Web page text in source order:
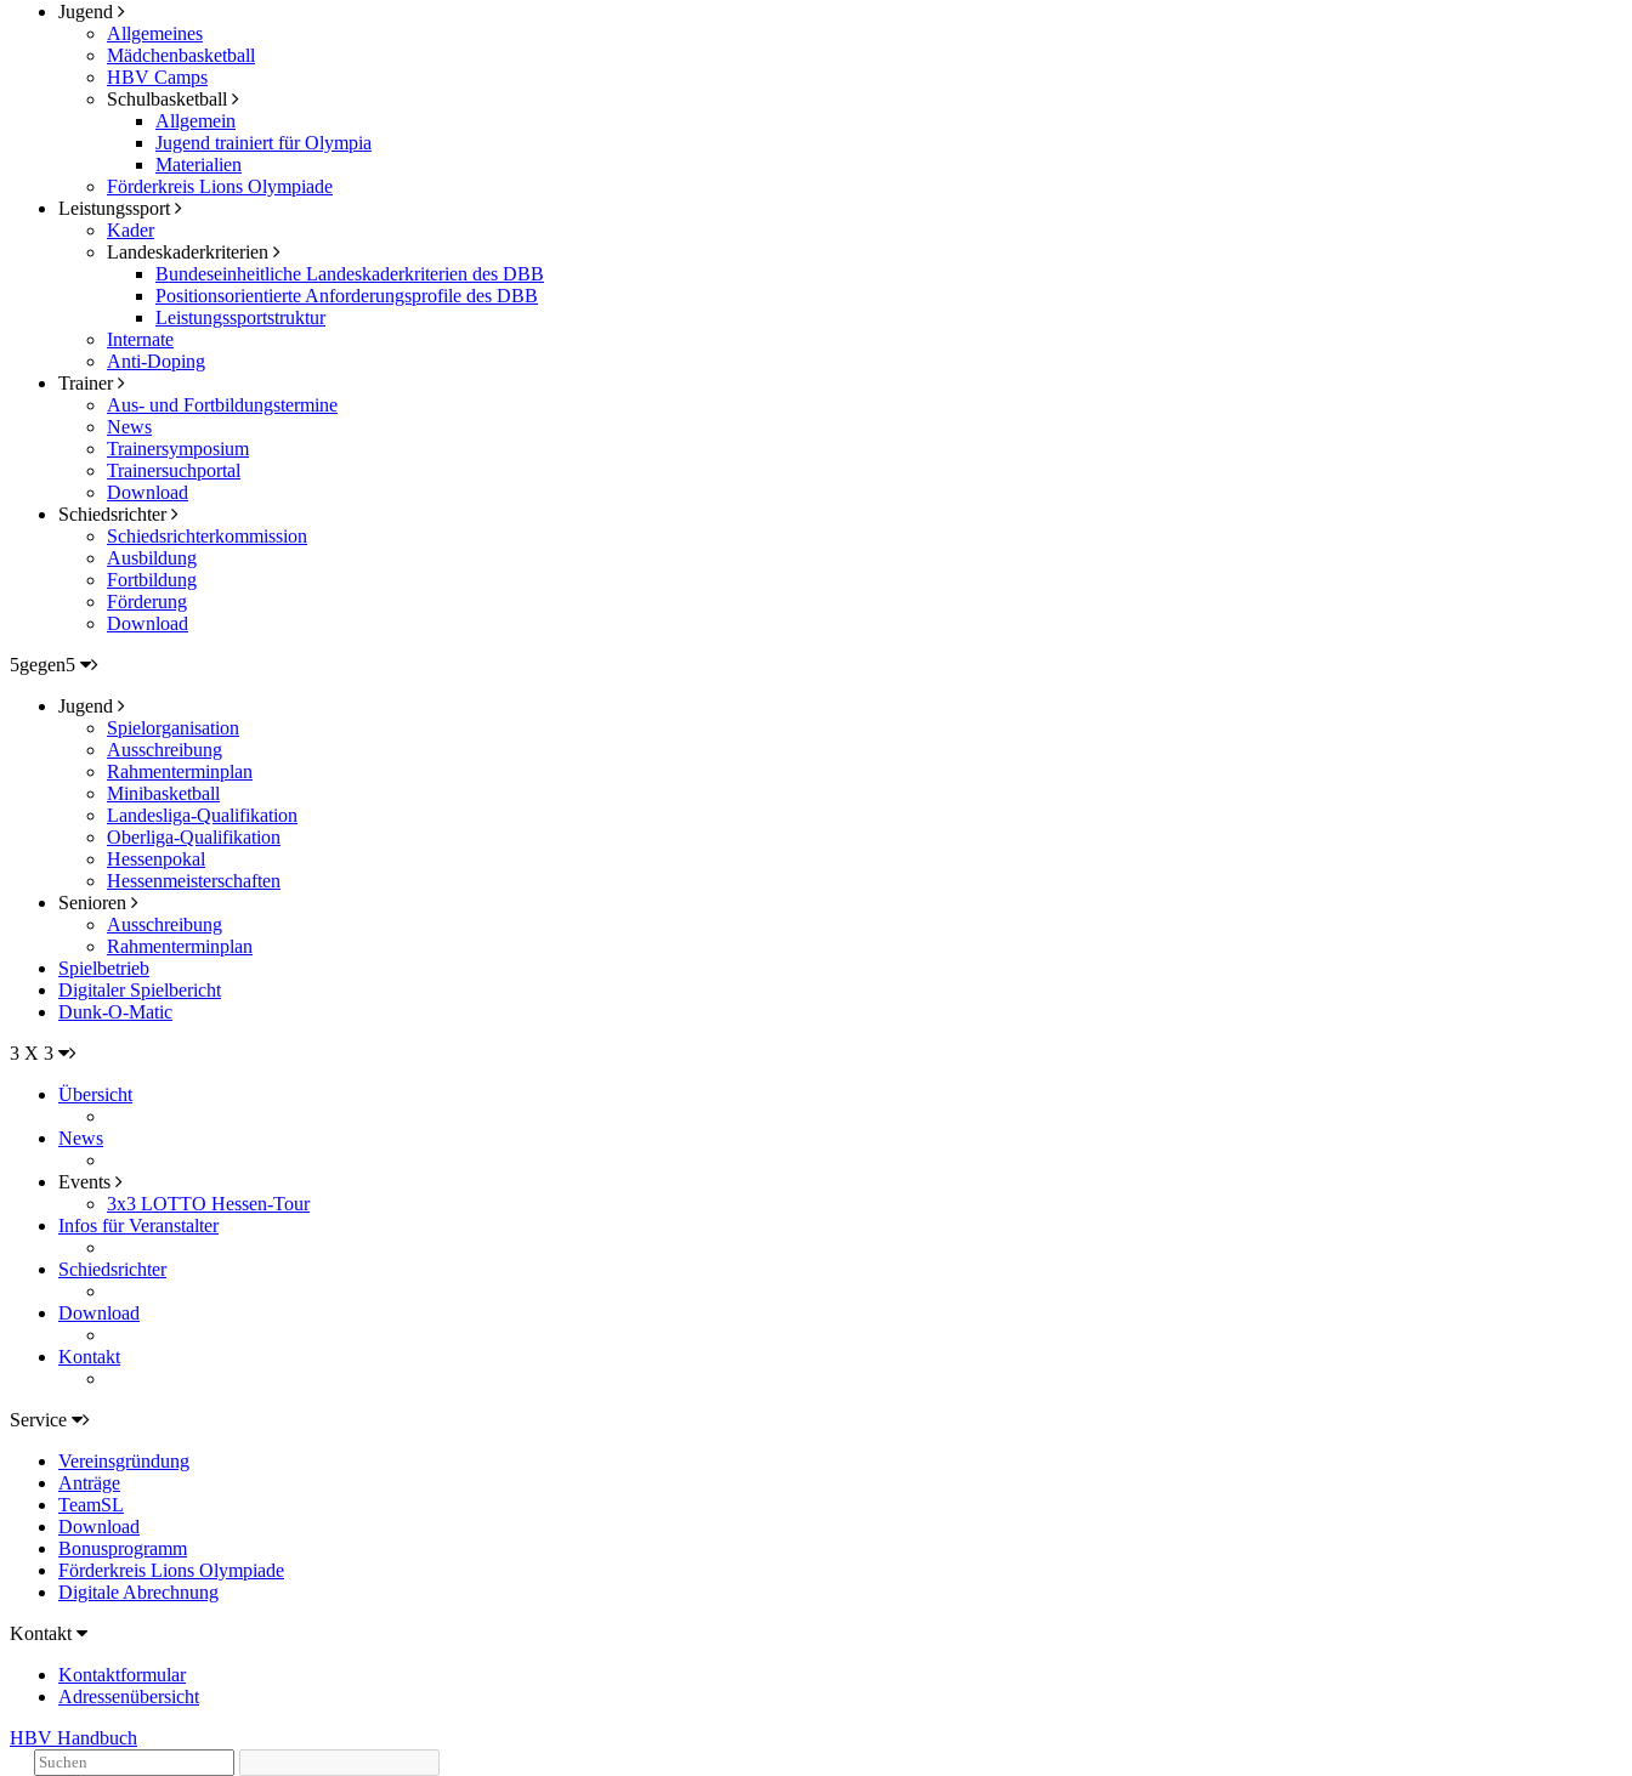
Jugend
Allgemeines
Mädchenbasketball
HBV Camps
Schulbasketball
Allgemein
Jugend trainiert für Olympia
Materialien
Förderkreis Lions Olympiade
Leistungssport
Kader
Landeskaderkriterien
Bundeseinheitliche Landeskaderkriterien des DBB
Positionsorientierte Anforderungsprofile des DBB
Leistungssportstruktur
Internate
Anti-Doping
Trainer
Aus- und Fortbildungstermine
News
Trainersymposium
Trainersuchportal
Download
Schiedsrichter
Schiedsrichterkommission
Ausbildung
Fortbildung
Förderung
Download
5gegen5
Jugend
Spielorganisation
Ausschreibung
Rahmenterminplan
Minibasketball
Landesliga-Qualifikation
Oberliga-Qualifikation
Hessenpokal
Hessenmeisterschaften
Senioren
Ausschreibung
Rahmenterminplan
Spielbetrieb
Digitaler Spielbericht
Dunk-O-Matic
3 X 3
Übersicht
News
Events
3x3 LOTTO Hessen-Tour
Infos für Veranstalter
Schiedsrichter
Download
Kontakt
Service
Vereinsgründung
Anträge
TeamSL
Download
Bonusprogramm
Förderkreis Lions Olympiade
Digitale Abrechnung
Kontakt
Kontaktformular
Adressenübersicht
HBV Handbuch